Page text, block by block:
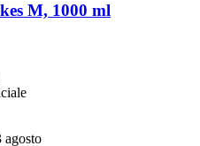
M, 1000 ml
agosto